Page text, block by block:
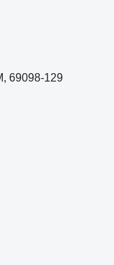
69098-129